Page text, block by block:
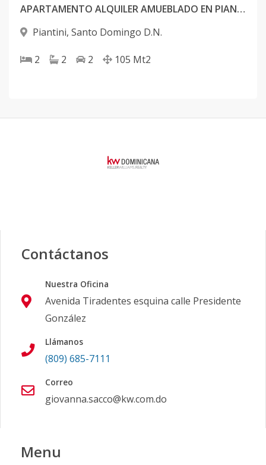
APARTAMENTO ALQUILER AMUEBLADO EN PIANTINI
Piantini, Santo Domingo D.N.
2 2 2 105 Mt2
Contáctanos
Nuestra Oficina
Avenida Tiradentes esquina calle Presidente
González
Llámanos
(809) 685-7111
Correo
giovanna.sacco@kw.com.do
Menu